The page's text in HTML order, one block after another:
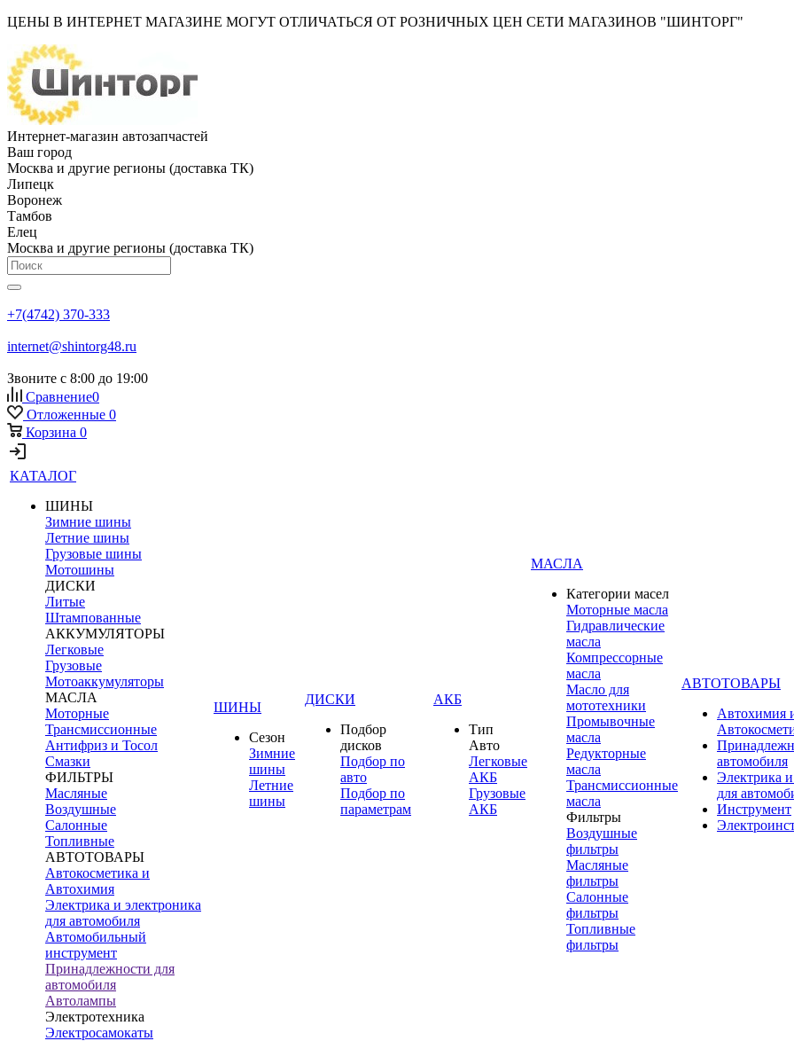
ЦЕНЫ В ИНТЕРНЕТ МАГАЗИНЕ МОГУТ ОТЛИЧАТЬСЯ ОТ РОЗНИЧНЫХ ЦЕН СЕТИ МАГАЗИНОВ "ШИНТОРГ"
Интернет-магазин автозапчастей
Ваш город
Москва и другие регионы (доставка ТК)
Липецк
Воронеж
Тамбов
Елец
Москва и другие регионы (доставка ТК)
+7(4742) 370-333
internet@shintorg48.ru
Звоните с 8:00 до 19:00
Сравнение0
Отложенные 0
Корзина 0
КАТАЛОГ
ШИНЫ
Зимние шины
Летние шины
Грузовые шины
Мотошины
ДИСКИ
Литые
Штампованные
АККУМУЛЯТОРЫ
Легковые
Грузовые
Мотоаккумуляторы
МАСЛА
Моторные
Трансмиссионные
Антифриз и Тосол
Смазки
ФИЛЬТРЫ
Масляные
Воздушные
Салонные
Топливные
АВТОТОВАРЫ
Автокосметика и
Автохимия
Электрика и электроника
для автомобиля
Автомобильный
инструмент
Принадлежности для
автомобиля
Автолампы
Электротехника
Электросамокаты
ШИНЫ
Сезон
Зимние
шины
Летние
шины
ДИСКИ
Подбор
дисков
Подбор по
авто
Подбор по
параметрам
АКБ
Тип
Авто
Легковые
АКБ
Грузовые
АКБ
МАСЛА
Категории масел
Моторные масла
Гидравлические
масла
Компрессорные
масла
Масло для
мототехники
Промывочные
масла
Редукторные
масла
Трансмиссионные
масла
Фильтры
Воздушные
фильтры
Масляные
фильтры
Салонные
фильтры
Топливные
фильтры
АВТОТОВАРЫ
Автохимия
автомобиля
Электрика
для
Инструмент